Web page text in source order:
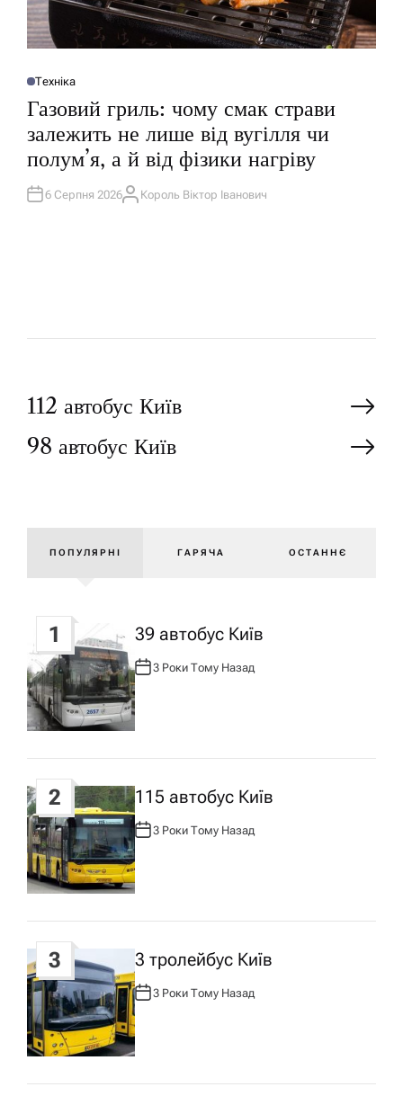
О
Л
І
К
У
А
Т
Техніка
Газовий гриль: чому смак страви
залежить не лише від вугілля чи
полум’я, а й від фізики нагріву
6 Серпня 2026А
Король Віктор Іванович
Н
а
г
а
ц
і
я
з
а
п
и
с
у
112 автобус Київ
98 автобус Київ
ПОПУЛЯРНІ ГАРЯЧА ОСТАННЄ
1 39 автобус Київ
А
В
Т
О
Р
:
3 Роки Тому Назад
2 115 автобус Київ
А
Т
О
Р
:
3 Роки Тому Назад
3 3 тролейбус Київ
А
В
Т
О
Р
:
3 Роки Тому Назад